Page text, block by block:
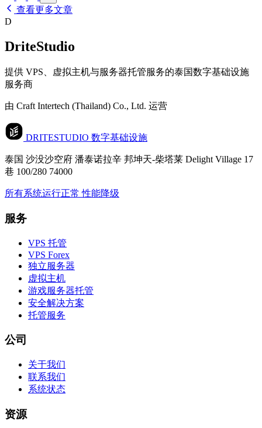
查看更多文章
D
DriteStudio
提供 VPS、虚拟主机与服务器托管服务的泰国数字基础设施
服务商
由 Craft Intertech (Thailand) Co., Ltd. 运营
DRITESTUDIO 数字基础设施
泰国 沙没沙空府 潘泰诺拉辛 邦坤天-柴塔莱 Delight Village 17
巷 100/280 74000
所有系统运行正常 性能降级
服务
VPS 托管
VPS Forex
独立服务器
虚拟主机
游戏服务器托管
安全解决方案
托管服务
公司
关于我们
联系我们
系统状态
资源